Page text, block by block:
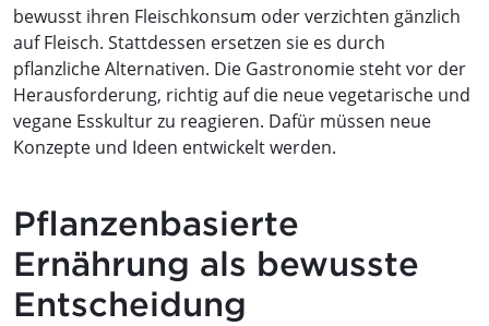
bewusst ihren Fleischkonsum oder verzichten gänzlich
auf Fleisch. Stattdessen ersetzen sie es durch
pflanzliche Alternativen. Die Gastronomie steht vor der
Herausforderung, richtig auf die neue vegetarische und
vegane Esskultur zu reagieren. Dafür müssen neue
Konzepte und Ideen entwickelt werden.
Pflanzenbasierte
Ernährung als bewusste
Entscheidung